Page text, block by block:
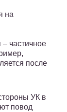
на
частичное
после
УК в
повод